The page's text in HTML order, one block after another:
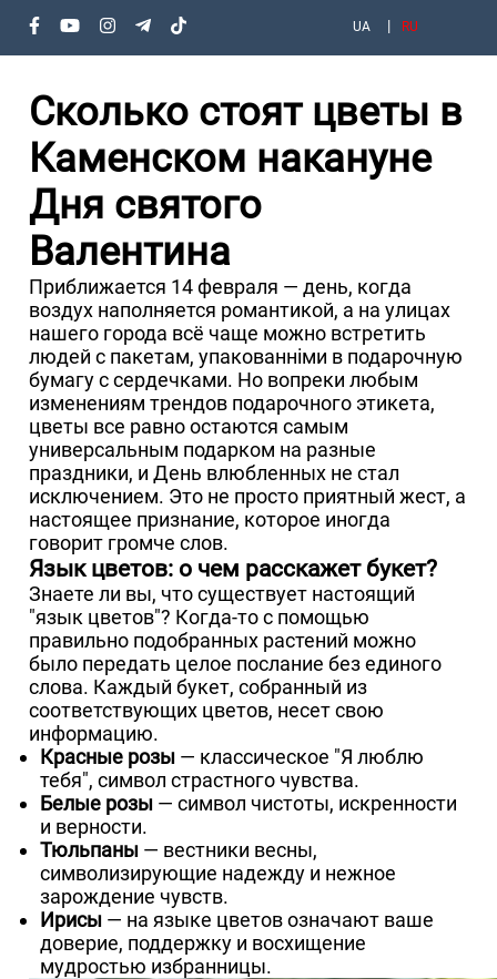
UA RU
Сколько стоят цветы в
Каменском накануне
Дня святого
Валентина
Приближается 14 февраля — день, когда
воздух наполняется романтикой, а на улицах
нашего города всё чаще можно встретить
людей с пакетам, упакованніми в подарочную
бумагу с сердечками. Но вопреки любым
изменениям трендов подарочного этикета,
цветы все равно остаются самым
универсальным подарком на разные
праздники, и День влюбленных не стал
исключением. Это не просто приятный жест, а
настоящее признание, которое иногда
говорит громче слов.
Язык цветов: о чем расскажет букет?
Знаете ли вы, что существует настоящий
"язык цветов"? Когда-то с помощью
правильно подобранных растений можно
было передать целое послание без единого
слова. Каждый букет, собранный из
соответствующих цветов, несет свою
информацию.
Красные розы — классическое "Я люблю
тебя", символ страстного чувства.
Белые розы — символ чистоты, искренности
и верности.
Тюльпаны — вестники весны,
символизирующие надежду и нежное
зарождение чувств.
Ирисы — на языке цветов означают ваше
доверие, поддержку и восхищение
мудростью избранницы.